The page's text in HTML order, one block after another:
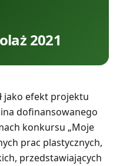
2021
jako efekt projektu
dofinansowanego
konkursu „Moje
prac plastycznych,
przedstawiających